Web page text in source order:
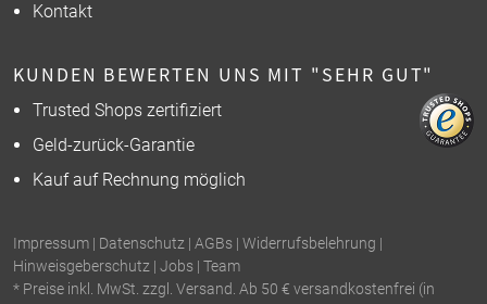
Kontakt
KUNDEN BEWERTEN UNS MIT "SEHR GUT"
Trusted Shops zertifiziert
Geld-zurück-Garantie
Kauf auf Rechnung möglich
Impressum | Datenschutz | AGBs | Widerrufsbelehrung |
Hinweisgeberschutz | Jobs | Team
* Preise inkl. MwSt. zzgl. Versand. Ab 50 € versandkostenfrei (in